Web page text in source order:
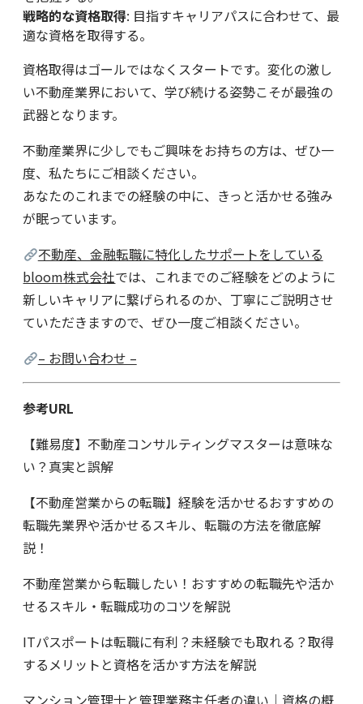
戦略的な資格取得: 目指すキャリアパスに合わせて、最
適な資格を取得する。
資格取得はゴールではなくスタートです。変化の激し
い不動産業界において、学び続ける姿勢こそが最強の
武器となります。
不動産業界に少しでもご興味をお持ちの方は、ぜひ一
度、私たちにご相談ください。
あなたのこれまでの経験の中に、きっと活かせる強み
が眠っています。
不動産、金融転職に特化したサポートをしている
bloom株式会社では、これまでのご経験をどのように
新しいキャリアに繋げられるのか、丁寧にご説明させ
ていただきますので、ぜひ一度ご相談ください。
– お問い合わせ –
参考URL
【難易度】不動産コンサルティングマスターは意味な
い？真実と誤解
【不動産営業からの転職】経験を活かせるおすすめの
転職先業界や活かせるスキル、転職の方法を徹底解
説！
不動産営業から転職したい！おすすめの転職先や活か
せるスキル・転職成功のコツを解説
ITパスポートは転職に有利？未経験でも取れる？取得
するメリットと資格を活かす方法を解説
マンション管理士と管理業務主任者の違い｜資格の概